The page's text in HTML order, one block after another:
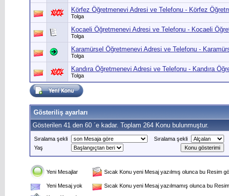
Körfez Öğretmenevi Adresi ve Telefonu - Körfez
Tolga
Kocaeli Öğretmenevi Adresi ve Telefonu - Kocaeli
Tolga
Karamürsel Öğretmenevi Adresi ve Telefonu -
Tolga
Kandıra Öğretmenevi Adresi ve Telefonu - Kandıra
Tolga
Gösteriliş ayarları
Gösterilen 41 den 60 ´e kadar. Toplam 264 Konu bulunmuştur.
Sıralama şekli
Sıralama şekli
Yaş
Yeni Mesajlar Sıcak Konu yeni Mesaj yazılmış olunca bu Resim
Yeni Mesaj yok
Sıcak Konu yeni Mesaj yazılmamış olunca bu